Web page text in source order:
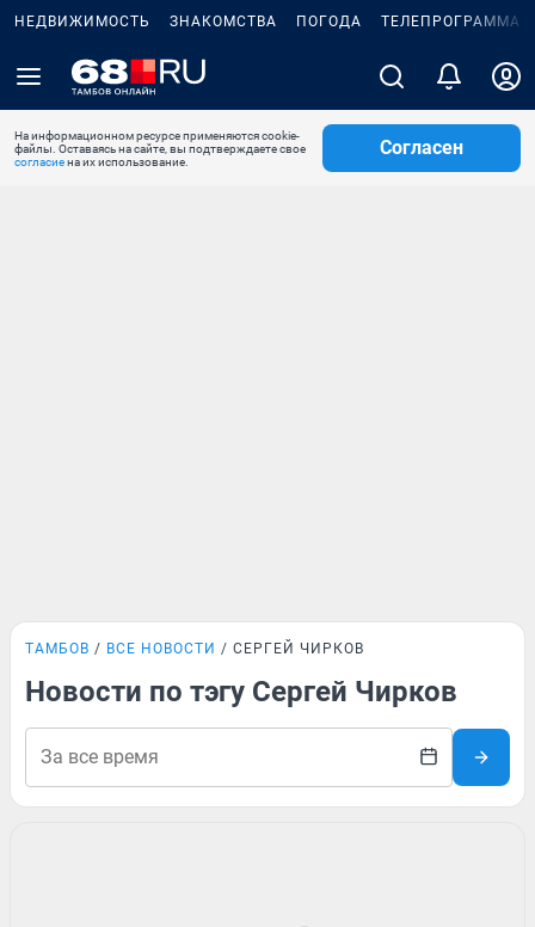
НЕДВИЖИМОСТЬ ЗНАКОМСТВА ПОГОДА ТЕЛЕПРОГРАММА
На информационном ресурсе применяются cookie-
файлы. Оставаясь на сайте, вы подтверждаете свое
согласиена их использование.
Согласен
ТАМБОВ ВСЕ НОВОСТИ СЕРГЕЙ ЧИРКОВ
Новости по тэгу Сергей Чирков